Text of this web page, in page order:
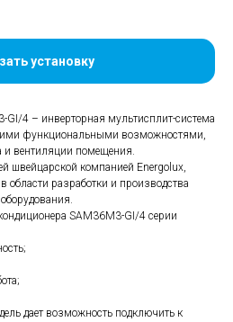
установку
GI/4 – инверторная мультисплит-система
функциональными возможностями,
и вентиляции помещения.
швейцарской компанией Energolux,
разработки и производства
SAM36M3-GI/4 серии
дает возможность подключить к